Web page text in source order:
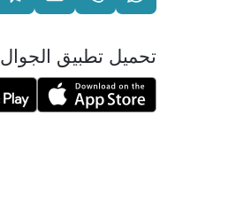
تحميل تطبيق الجوال